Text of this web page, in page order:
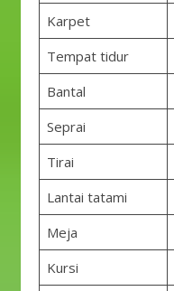
Karpet
Tempat tidur
Bantal
Seprai
Tirai
Lantai tatami
Meja
Kursi